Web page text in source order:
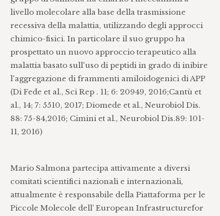
livello molecolare alla base della trasmissione
recessiva della malattia, utilizzando degli approcci
chimico-fisici. In particolare il suo gruppo ha
prospettato un nuovo approccio terapeutico alla
malattia basato sull'uso di peptidi in grado di inibire
l'aggregazione di frammenti amiloidogenici di APP
(Di Fede et al., Sci Rep . 11; 6: 20949, 2016;Cantù et
al., 14; 7: 5510, 2017; Diomede et al., Neurobiol Dis.
88: 75-84,2016; Cimini et al., Neurobiol Dis.89: 101-
11, 2016)
Mario Salmona partecipa attivamente a diversi
comitati scientifici nazionali e internazionali,
attualmente è responsabile della Piattaforma per le
Piccole Molecole dell’ European Infrastructurefor